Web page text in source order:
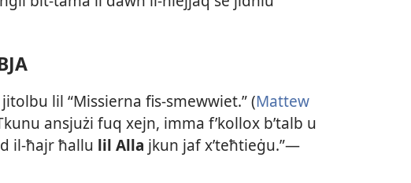
lil “Missierna fis-​smewwiet.” (Mattew
ansjużi fuq xejn, imma f’kollox b’talb u
il-​ħajr ħallu lil Alla jkun jaf x’teħtieġu.”​—